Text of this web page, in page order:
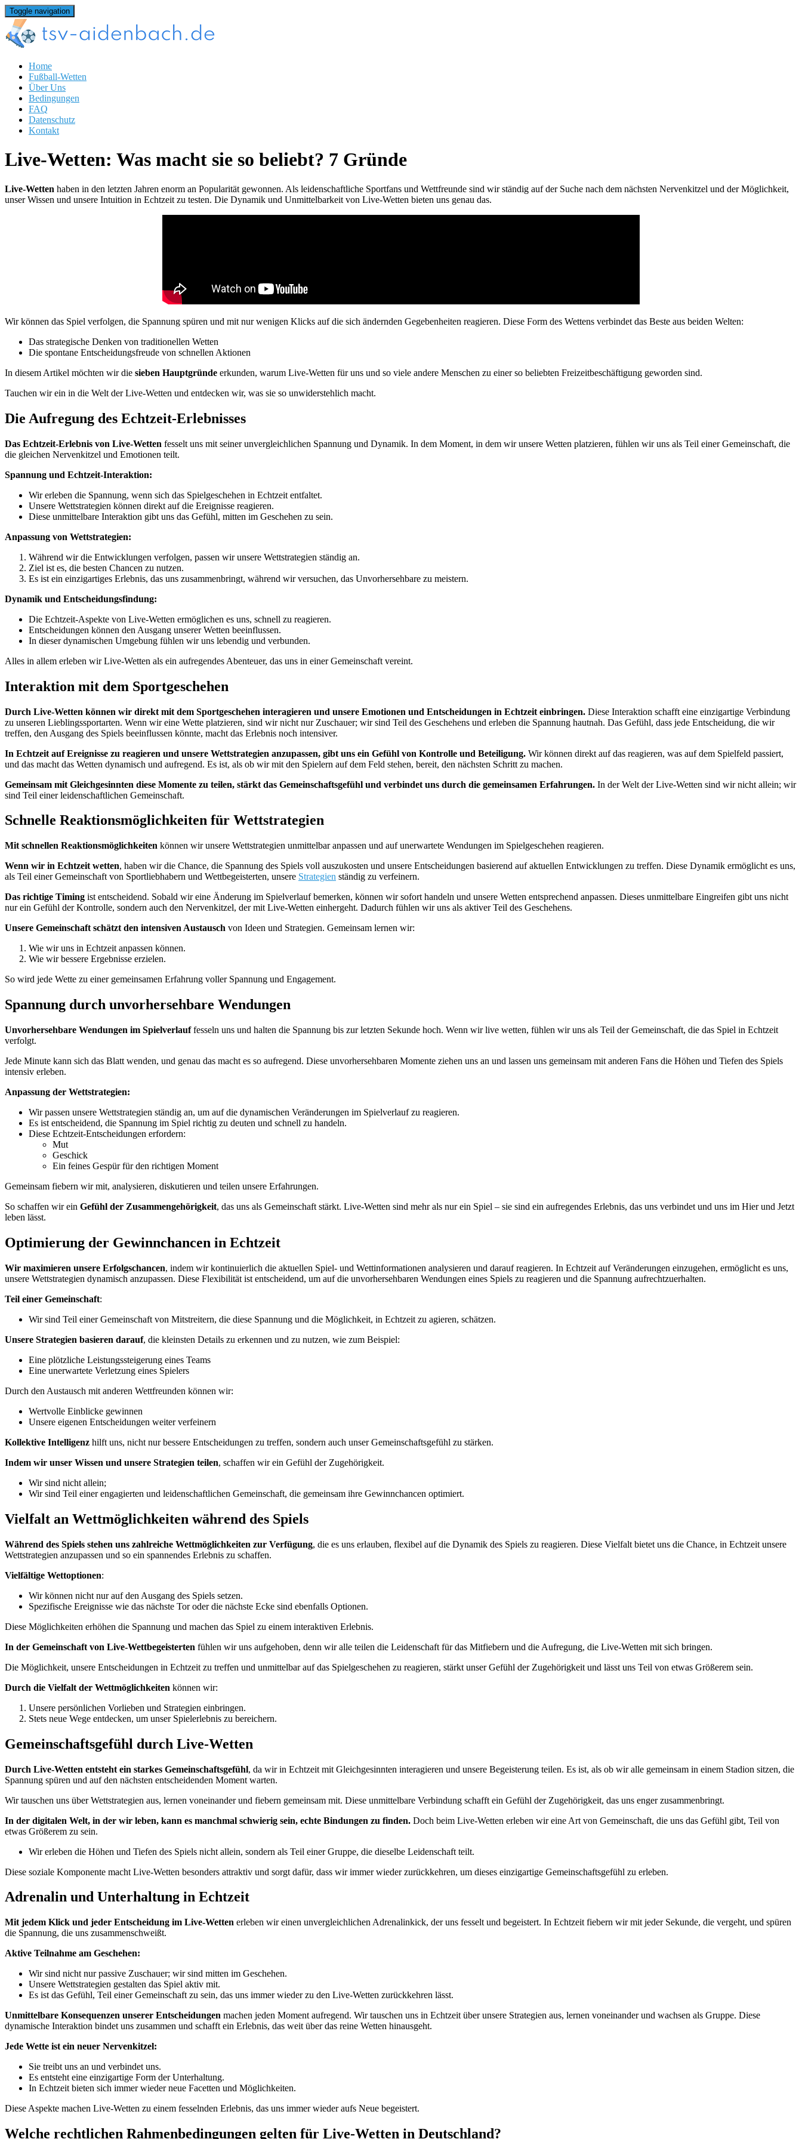
Toggle navigation
Home
Fußball-Wetten
Über Uns
Bedingungen
FAQ
Datenschutz
Kontakt
Live-Wetten: Was macht sie so beliebt? 7 Gründe
Live-Wetten haben in den letzten Jahren enorm an Popularität gewonnen. Als leidenschaftliche Sportfans und Wettfreunde sind wir ständig auf der Suche nach dem nächsten Nervenkitzel und der Möglichkeit,
unser Wissen und unsere Intuition in Echtzeit zu testen. Die Dynamik und Unmittelbarkeit von Live-Wetten bieten uns genau das.
Wir können das Spiel verfolgen, die Spannung spüren und mit nur wenigen Klicks auf die sich ändernden Gegebenheiten reagieren. Diese Form des Wettens verbindet das Beste aus beiden Welten:
Das strategische Denken von traditionellen Wetten
Die spontane Entscheidungsfreude von schnellen Aktionen
In diesem Artikel möchten wir die sieben Hauptgründe erkunden, warum Live-Wetten für uns und so viele andere Menschen zu einer so beliebten Freizeitbeschäftigung geworden sind.
Tauchen wir ein in die Welt der Live-Wetten und entdecken wir, was sie so unwiderstehlich macht.
Die Aufregung des Echtzeit-Erlebnisses
Das Echtzeit-Erlebnis von Live-Wetten fesselt uns mit seiner unvergleichlichen Spannung und Dynamik. In dem Moment, in dem wir unsere Wetten platzieren, fühlen wir uns als Teil einer Gemeinschaft, die
die gleichen Nervenkitzel und Emotionen teilt.
Spannung und Echtzeit-Interaktion:
Wir erleben die Spannung, wenn sich das Spielgeschehen in Echtzeit entfaltet.
Unsere Wettstrategien können direkt auf die Ereignisse reagieren.
Diese unmittelbare Interaktion gibt uns das Gefühl, mitten im Geschehen zu sein.
Anpassung von Wettstrategien:
Während wir die Entwicklungen verfolgen, passen wir unsere Wettstrategien ständig an.
Ziel ist es, die besten Chancen zu nutzen.
Es ist ein einzigartiges Erlebnis, das uns zusammenbringt, während wir versuchen, das Unvorhersehbare zu meistern.
Dynamik und Entscheidungsfindung:
Die Echtzeit-Aspekte von Live-Wetten ermöglichen es uns, schnell zu reagieren.
Entscheidungen können den Ausgang unserer Wetten beeinflussen.
In dieser dynamischen Umgebung fühlen wir uns lebendig und verbunden.
Alles in allem erleben wir Live-Wetten als ein aufregendes Abenteuer, das uns in einer Gemeinschaft vereint.
Interaktion mit dem Sportgeschehen
Durch Live-Wetten können wir direkt mit dem Sportgeschehen interagieren und unsere Emotionen und Entscheidungen in Echtzeit einbringen. Diese Interaktion schafft eine einzigartige Verbindung
zu unseren Lieblingssportarten. Wenn wir eine Wette platzieren, sind wir nicht nur Zuschauer; wir sind Teil des Geschehens und erleben die Spannung hautnah. Das Gefühl, dass jede Entscheidung, die wir
treffen, den Ausgang des Spiels beeinflussen könnte, macht das Erlebnis noch intensiver.
In Echtzeit auf Ereignisse zu reagieren und unsere Wettstrategien anzupassen, gibt uns ein Gefühl von Kontrolle und Beteiligung. Wir können direkt auf das reagieren, was auf dem Spielfeld passiert,
und das macht das Wetten dynamisch und aufregend. Es ist, als ob wir mit den Spielern auf dem Feld stehen, bereit, den nächsten Schritt zu machen.
Gemeinsam mit Gleichgesinnten diese Momente zu teilen, stärkt das Gemeinschaftsgefühl und verbindet uns durch die gemeinsamen Erfahrungen. In der Welt der Live-Wetten sind wir nicht allein; wir
sind Teil einer leidenschaftlichen Gemeinschaft.
Schnelle Reaktionsmöglichkeiten für Wettstrategien
Mit schnellen Reaktionsmöglichkeiten können wir unsere Wettstrategien unmittelbar anpassen und auf unerwartete Wendungen im Spielgeschehen reagieren.
Wenn wir in Echtzeit wetten, haben wir die Chance, die Spannung des Spiels voll auszukosten und unsere Entscheidungen basierend auf aktuellen Entwicklungen zu treffen. Diese Dynamik ermöglicht es uns,
als Teil einer Gemeinschaft von Sportliebhabern und Wettbegeisterten, unsere Strategien ständig zu verfeinern.
Das richtige Timing ist entscheidend. Sobald wir eine Änderung im Spielverlauf bemerken, können wir sofort handeln und unsere Wetten entsprechend anpassen. Dieses unmittelbare Eingreifen gibt uns nicht
nur ein Gefühl der Kontrolle, sondern auch den Nervenkitzel, der mit Live-Wetten einhergeht. Dadurch fühlen wir uns als aktiver Teil des Geschehens.
Unsere Gemeinschaft schätzt den intensiven Austausch von Ideen und Strategien. Gemeinsam lernen wir:
Wie wir uns in Echtzeit anpassen können.
Wie wir bessere Ergebnisse erzielen.
So wird jede Wette zu einer gemeinsamen Erfahrung voller Spannung und Engagement.
Spannung durch unvorhersehbare Wendungen
Unvorhersehbare Wendungen im Spielverlauffesseln uns und halten die Spannung bis zur letzten Sekunde hoch. Wenn wir live wetten, fühlen wir uns als Teil der Gemeinschaft, die das Spiel in Echtzeit
verfolgt.
Jede Minute kann sich das Blatt wenden, und genau das macht es so aufregend. Diese unvorhersehbaren Momente ziehen uns an und lassen uns gemeinsam mit anderen Fans die Höhen und Tiefen des Spiels
intensiv erleben.
Anpassung der Wettstrategien:
Wir passen unsere Wettstrategien ständig an, um auf die dynamischen Veränderungen im Spielverlauf zu reagieren.
Es ist entscheidend, die Spannung im Spiel richtig zu deuten und schnell zu handeln.
Diese Echtzeit-Entscheidungen erfordern:
Mut
Geschick
Ein feines Gespür für den richtigen Moment
Gemeinsam fiebern wir mit, analysieren, diskutieren und teilen unsere Erfahrungen.
So schaffen wir ein Gefühl der Zusammengehörigkeit, das uns als Gemeinschaft stärkt. Live-Wetten sind mehr als nur ein Spiel – sie sind ein aufregendes Erlebnis, das uns verbindet und uns im Hier und Jetzt
leben lässt.
Optimierung der Gewinnchancen in Echtzeit
Wir maximieren unsere Erfolgschancen, indem wir kontinuierlich die aktuellen Spiel- und Wettinformationen analysieren und darauf reagieren. In Echtzeit auf Veränderungen einzugehen, ermöglicht es uns,
unsere Wettstrategien dynamisch anzupassen. Diese Flexibilität ist entscheidend, um auf die unvorhersehbaren Wendungen eines Spiels zu reagieren und die Spannung aufrechtzuerhalten.
Teil einer Gemeinschaft:
Wir sind Teil einer Gemeinschaft von Mitstreitern, die diese Spannung und die Möglichkeit, in Echtzeit zu agieren, schätzen.
Unsere Strategien basieren darauf, die kleinsten Details zu erkennen und zu nutzen, wie zum Beispiel:
Eine plötzliche Leistungssteigerung eines Teams
Eine unerwartete Verletzung eines Spielers
Durch den Austausch mit anderen Wettfreunden können wir:
Wertvolle Einblicke gewinnen
Unsere eigenen Entscheidungen weiter verfeinern
Kollektive Intelligenz hilft uns, nicht nur bessere Entscheidungen zu treffen, sondern auch unser Gemeinschaftsgefühl zu stärken.
Indem wir unser Wissen und unsere Strategien teilen, schaffen wir ein Gefühl der Zugehörigkeit.
Wir sind nicht allein;
Wir sind Teil einer engagierten und leidenschaftlichen Gemeinschaft, die gemeinsam ihre Gewinnchancen optimiert.
Vielfalt an Wettmöglichkeiten während des Spiels
Während des Spiels stehen uns zahlreiche Wettmöglichkeiten zur Verfügung, die es uns erlauben, flexibel auf die Dynamik des Spiels zu reagieren. Diese Vielfalt bietet uns die Chance, in Echtzeit unsere
Wettstrategien anzupassen und so ein spannendes Erlebnis zu schaffen.
Vielfältige Wettoptionen:
Wir können nicht nur auf den Ausgang des Spiels setzen.
Spezifische Ereignisse wie das nächste Tor oder die nächste Ecke sind ebenfalls Optionen.
Diese Möglichkeiten erhöhen die Spannung und machen das Spiel zu einem interaktiven Erlebnis.
In der Gemeinschaft von Live-Wettbegeisterten fühlen wir uns aufgehoben, denn wir alle teilen die Leidenschaft für das Mitfiebern und die Aufregung, die Live-Wetten mit sich bringen.
Die Möglichkeit, unsere Entscheidungen in Echtzeit zu treffen und unmittelbar auf das Spielgeschehen zu reagieren, stärkt unser Gefühl der Zugehörigkeit und lässt uns Teil von etwas Größerem sein.
Durch die Vielfalt der Wettmöglichkeiten können wir:
Unsere persönlichen Vorlieben und Strategien einbringen.
Stets neue Wege entdecken, um unser Spielerlebnis zu bereichern.
Gemeinschaftsgefühl durch Live-Wetten
Durch Live-Wetten entsteht ein starkes Gemeinschaftsgefühl, da wir in Echtzeit mit Gleichgesinnten interagieren und unsere Begeisterung teilen. Es ist, als ob wir alle gemeinsam in einem Stadion sitzen, die
Spannung spüren und auf den nächsten entscheidenden Moment warten.
Wir tauschen uns über Wettstrategien aus, lernen voneinander und fiebern gemeinsam mit. Diese unmittelbare Verbindung schafft ein Gefühl der Zugehörigkeit, das uns enger zusammenbringt.
In der digitalen Welt, in der wir leben, kann es manchmal schwierig sein, echte Bindungen zu finden. Doch beim Live-Wetten erleben wir eine Art von Gemeinschaft, die uns das Gefühl gibt, Teil von
etwas Größerem zu sein.
Wir erleben die Höhen und Tiefen des Spiels nicht allein, sondern als Teil einer Gruppe, die dieselbe Leidenschaft teilt.
Diese soziale Komponente macht Live-Wetten besonders attraktiv und sorgt dafür, dass wir immer wieder zurückkehren, um dieses einzigartige Gemeinschaftsgefühl zu erleben.
Adrenalin und Unterhaltung in Echtzeit
Mit jedem Klick und jeder Entscheidung im Live-Wetten erleben wir einen unvergleichlichen Adrenalinkick, der uns fesselt und begeistert. In Echtzeit fiebern wir mit jeder Sekunde, die vergeht, und spüren
die Spannung, die uns zusammenschweißt.
Aktive Teilnahme am Geschehen:
Wir sind nicht nur passive Zuschauer; wir sind mitten im Geschehen.
Unsere Wettstrategien gestalten das Spiel aktiv mit.
Es ist das Gefühl, Teil einer Gemeinschaft zu sein, das uns immer wieder zu den Live-Wetten zurückkehren lässt.
Unmittelbare Konsequenzen unserer Entscheidungen machen jeden Moment aufregend. Wir tauschen uns in Echtzeit über unsere Strategien aus, lernen voneinander und wachsen als Gruppe. Diese
dynamische Interaktion bindet uns zusammen und schafft ein Erlebnis, das weit über das reine Wetten hinausgeht.
Jede Wette ist ein neuer Nervenkitzel:
Sie treibt uns an und verbindet uns.
Es entsteht eine einzigartige Form der Unterhaltung.
In Echtzeit bieten sich immer wieder neue Facetten und Möglichkeiten.
Diese Aspekte machen Live-Wetten zu einem fesselnden Erlebnis, das uns immer wieder aufs Neue begeistert.
Welche rechtlichen Rahmenbedingungen gelten für Live-Wetten in Deutschland?